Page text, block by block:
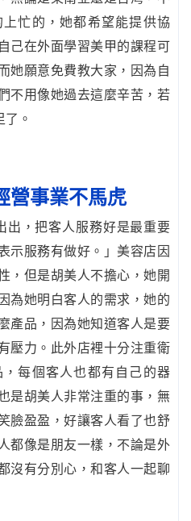
忙的，她都希望能提供協
己在外面學習美甲的課程可
她願意免費教大家，因為自
不用像她過去這麼辛苦，若
。
營事業不馬虎
出，把客人服務好是最重要
示服務有做好。」美容店因
，但是胡美人不擔心，她開
為她明白客人的需求，她的
產品，因為她知道客人是要
壓力。此外店裡十分注重衛
每個客人也都有自己的器
是胡美人非常注重的事，無
臉盈盈，好讓客人看了也舒
都像是朋友一樣，不論是外
沒有分別心，和客人一起聊